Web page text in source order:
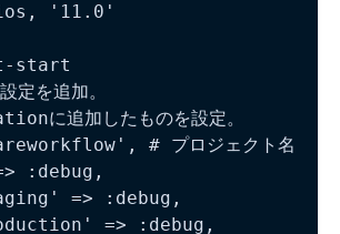
'11.0'
start
を追加。
に追加したものを設定。
# プロジェクト名
:debug,
=> :debug,
=> :debug,